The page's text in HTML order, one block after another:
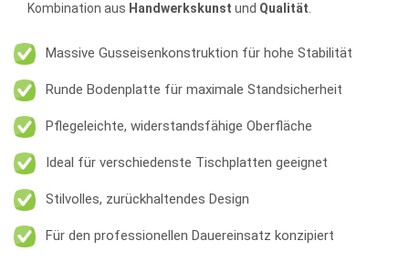
Kombination aus Handwerkskunst und Qualität
Massive Gusseisenkonstruktion für hohe Stabilität
Runde Bodenplatte für maximale Standsicherheit
Pflegeleichte, widerstandsfähige Oberfläche
Ideal für verschiedenste Tischplatten geeignet
Stilvolles, zurückhaltendes Design
Für den professionellen Dauereinsatz konzipiert